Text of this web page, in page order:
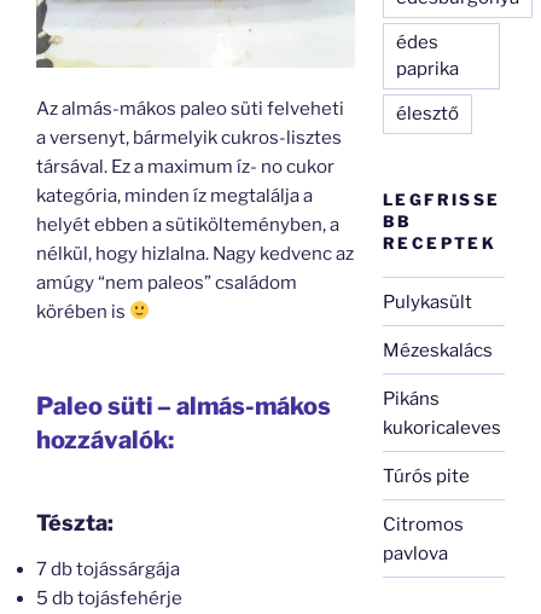
Az almás-mákos paleo süti felveheti
a versenyt, bármelyik cukros-lisztes
társával. Ez a maximum íz- no cukor
kategória, minden íz megtalálja a
helyét ebben a sütikölteményben, a
nélkül, hogy hizlalna. Nagy kedvenc az
amúgy “nem paleos” családom
körében is
Paleo süti – almás-mákos
hozzávalók:
Tészta:
7 db tojássárgája
5 db tojásfehérje
édes
paprika
élesztő
LEGFRISSE
BB
RECEPTEK
Pulykasült
Mézeskalács
Pikáns
kukoricaleves
Túrós pite
Citromos
pavlova